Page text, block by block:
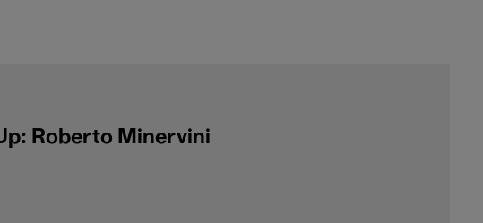
Roberto Minervini